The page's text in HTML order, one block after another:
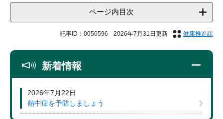
ページ内目次
記事ID：0056596 2026年7月31日更新 健康推進課
新着情報
2026年7月22日
熱中症を予防しましょう